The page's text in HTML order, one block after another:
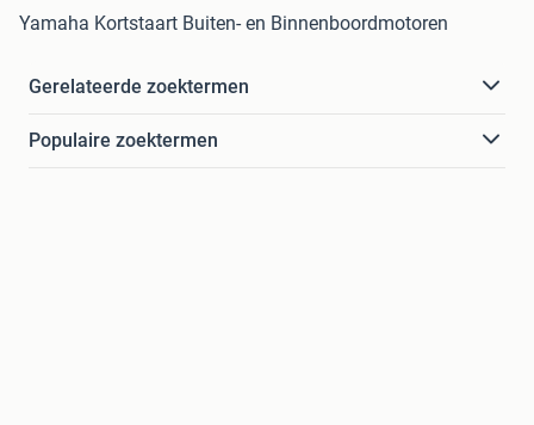
Yamaha Kortstaart Buiten- en Binnenboordmotoren
Gerelateerde zoektermen
Populaire zoektermen